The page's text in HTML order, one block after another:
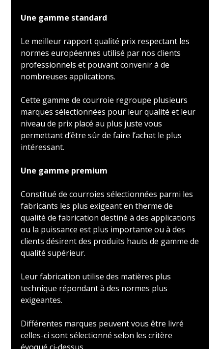
Une gamme standard
Le meilleur rapport qualité prix respectant les
normes européennes utilisé par nos clients
professionnels et pouvant convenir à de
nombreuses applications.
Cette gamme de courroie regroupe plusieurs
marques sélectionnées pour leur qualité et leur
niveau de prix placé au plus juste vous
permettant d’être sûr de faire l’achat le plus
intéressant.
Une gamme premium
Constitué de courroies sélectionnées parmi les
fabricants les plus exigeant en therme de
qualité de fabrication destiné à des applications
ou la puissance est plus importante ou à des
clients désirent des produits hauts de gamme de
qualité supérieur.
Leur fabrication utilise des matières plus
technique répondant à des normes plus
exigeantes.
Différentes marques peuvent vous être livré
celles-ci sont sélectionné selon les critère